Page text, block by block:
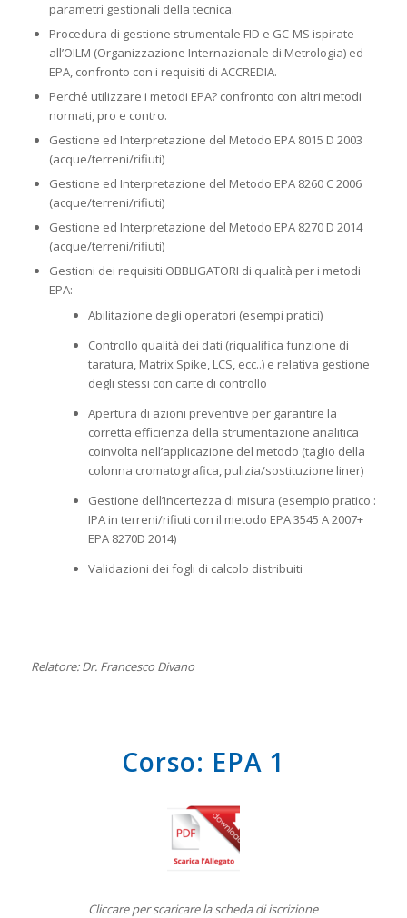
parametri gestionali della tecnica.
Procedura di gestione strumentale FID e GC-MS ispirate
all’OILM (Organizzazione Internazionale di Metrologia) ed
EPA, confronto con i requisiti di ACCREDIA.
Perché utilizzare i metodi EPA? confronto con altri metodi
normati, pro e contro.
Gestione ed Interpretazione del Metodo EPA 8015 D 2003
(acque/terreni/rifiuti)
Gestione ed Interpretazione del Metodo EPA 8260 C 2006
(acque/terreni/rifiuti)
Gestione ed Interpretazione del Metodo EPA 8270 D 2014
(acque/terreni/rifiuti)
Gestioni dei requisiti OBBLIGATORI di qualità per i metodi
EPA:
Abilitazione degli operatori (esempi pratici)
Controllo qualità dei dati (riqualifica funzione di
taratura, Matrix Spike, LCS, ecc..) e relativa gestione
degli stessi con carte di controllo
Apertura di azioni preventive per garantire la
corretta efficienza della strumentazione analitica
coinvolta nell’applicazione del metodo (taglio della
colonna cromatografica, pulizia/sostituzione liner)
Gestione dell’incertezza di misura (esempio pratico :
IPA in terreni/rifiuti con il metodo EPA 3545 A 2007+
EPA 8270D 2014)
Validazioni dei fogli di calcolo distribuiti
Relatore: Dr. Francesco Divano
Corso: EPA 1
Cliccare per scaricare la scheda di iscrizione